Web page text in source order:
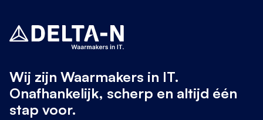
Wij zijn Waarmakers in IT.
Onafhankelijk, scherp en altijd één
stap voor.